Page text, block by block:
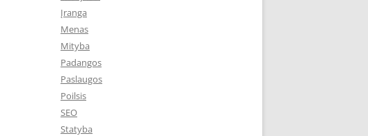
Įranga
Menas
Mityba
Padangos
Paslaugos
Poilsis
SEO
Statyba